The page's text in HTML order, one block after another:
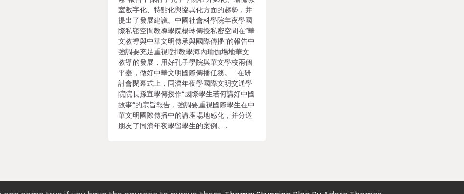
室數字化、特點化與協異化方面的趨勢，并
提出了發展建議。中國社會科學院年夜學國
際私密空間教導學院楊琳傳授私密空間在“華
文教導與中華文明傳承與國際傳播”的報告中
強調要充足重視1對1教學海內瑜伽場地華文
教導的發展，用好孔子學院與華文學校兩個
平臺，做好中華文明國際傳播任務。 在研
討會閉幕式上，同濟年夜學國際文明交通學
院院長孫宜學傳授作“國際學生若何講好中國
故事”的宗旨報告，強調要重視國際學生在中
華文明國際傳播中的講座場地感化，并分送
朋友了同濟年夜學留學生的案例。…